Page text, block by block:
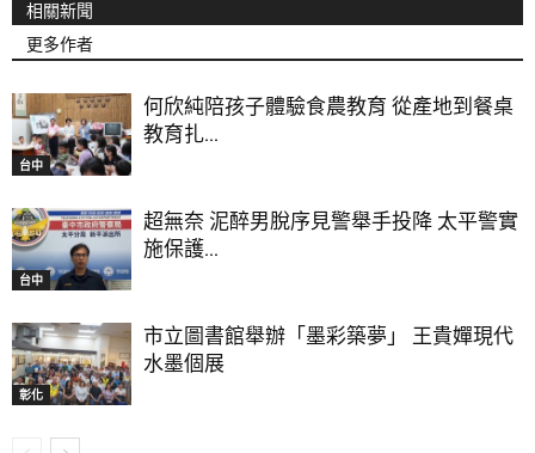
相關新聞
更多作者
台中
何欣純陪孩子體驗食農教育 從產地到餐桌
教育扎...
台中
超無奈 泥醉男脫序見警舉手投降 太平警實
施保護...
彰化
市立圖書館舉辦「墨彩築夢」 王貴嬋現代
水墨個展